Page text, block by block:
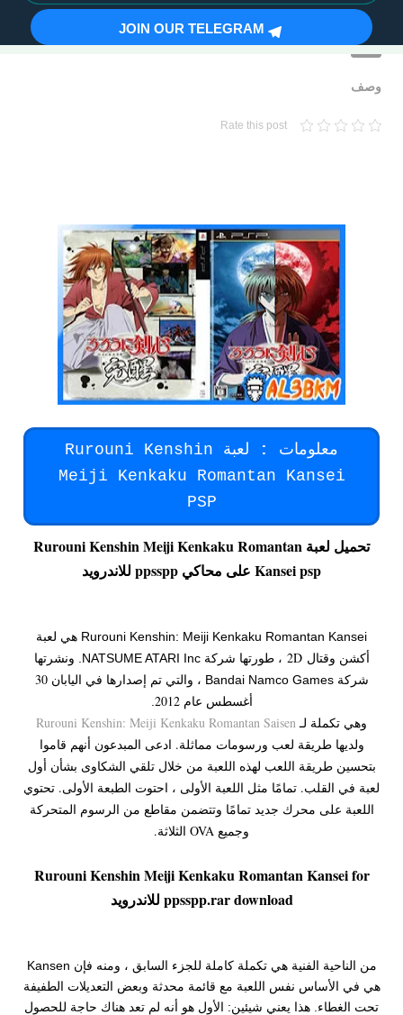
وصف
Rate this post
معلومات :
لعبة Rurouni Kenshin
Meiji Kenkaku Romantan Kansei
PSP
تحميل لعبة Rurouni Kenshin Meiji Kenkaku Romantan
Kansei psp على محاكي ppsspp للاندرويد
Rurouni Kenshin: Meiji Kenkaku Romantan Kansei هي لعبة
أكشن وقتال 2D
، طورتها شركة NATSUME ATARI Inc. ونشرتها
شركة Bandai Namco Games ، والتي تم إصدارها في اليابان
30
أغسطس عام 2012
وهي تكملة لـRurouni Kenshin: Meiji Kenkaku Romantan Saisen
ولديها طريقة لعب ورسومات مماثلة. ادعى المبدعون أنهم قاموا
بتحسين طريقة اللعب لهذه اللعبة من خلال تلقي الشكاوى بشأن أول
لعبة في القلب. تمامًا مثل اللعبة الأولى ، احتوت الطبعة الأولى. تحتوي
اللعبة على محرك جديد تمامًا وتتضمن مقاطع من الرسوم المتحركة
وجميع OVA الثلاثة.
Rurouni Kenshin Meiji Kenkaku Romantan Kansei for
ppsspp.rar download للاندرويد
من الناحية الفنية هي تكملة كاملة للجزء السابق ، ومنه فإن Kansen
هي في الأساس نفس اللعبة مع قائمة محدثة وبعض التعديلات الطفيفة
تحت الغطاء. هذا يعني شيئين: الأول هو أنه لم تعد هناك حاجة للحصول